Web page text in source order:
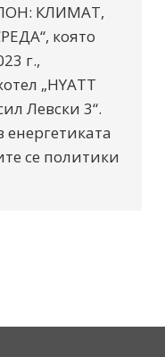
КЛИМАТ,
която
г.,
„HYATT
Левски 3“.
се политики